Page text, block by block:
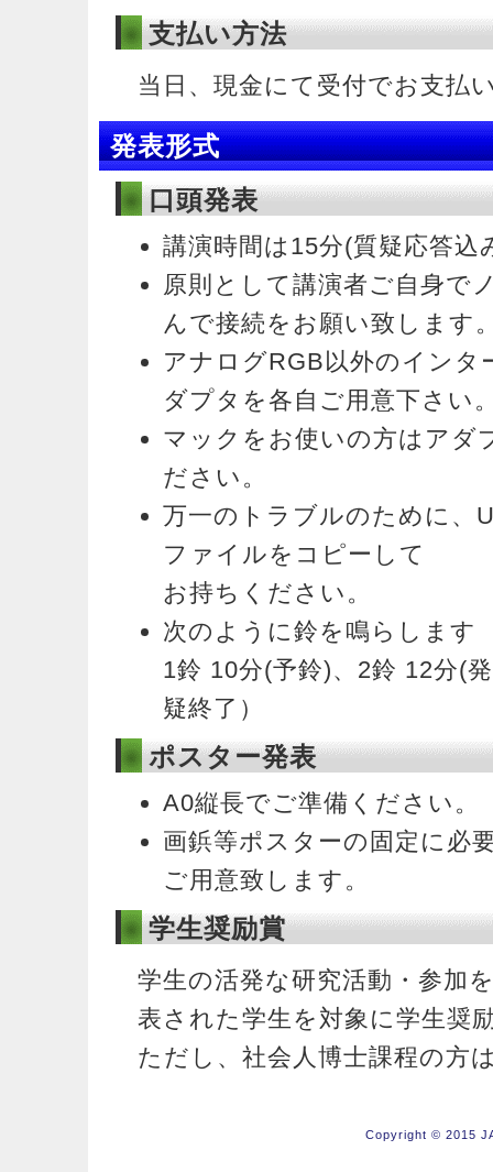
支払い方法
当日、現金にて受付でお支払
発表形式
口頭発表
講演時間は15分(質疑応答込
原則として講演者ご自身で
んで接続をお願い致します
アナログRGB以外のインタ
ダプタを各自ご用意下さい
マックをお使いの方はアダ
ださい。
万一のトラブルのために、
ファイルをコピーして
お持ちください。
次のように鈴を鳴らします
1鈴 10分(予鈴)、2鈴 12分(
疑終了）
ポスター発表
A0縦長でご準備ください。
画鋲等ポスターの固定に必
ご用意致します。
学生奨励賞
学生の活発な研究活動・参加
表された学生を対象に学生奨
ただし、社会人博士課程の方
Copyright © 2015